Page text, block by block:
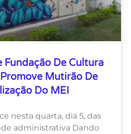
Fundação De Cultura
Promove Mutirão De
Do MEI
nesta quarta, dia 5, das
administrativa Dando